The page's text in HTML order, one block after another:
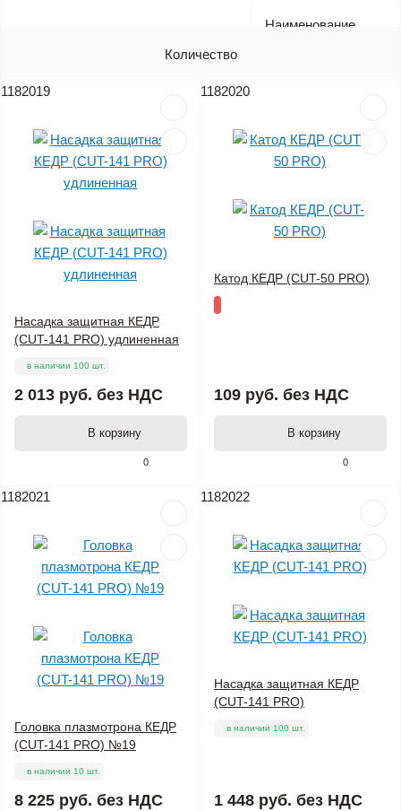
Наименование
Количество
1182019
0
Насадка защитная КЕДР
(CUT-141 PRO) удлиненная
в наличии 100 шт.
2 013 руб. без НДС
В корзину
1182020
0
Катод КЕДР (CUT-50 PRO)
109 руб. без НДС
В корзину
1182021
Головка плазмотрона КЕДР
(CUT-141 PRO) №19
в наличии 10 шт.
8 225 руб. без НДС
1182022
Насадка защитная КЕДР
(CUT-141 PRO)
в наличии 100 шт.
1 448 руб. без НДС